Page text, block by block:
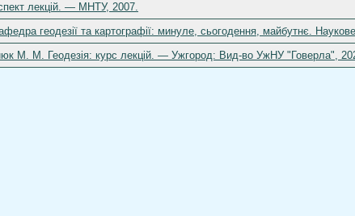
лекцій. — МНТУ, 2007.
геодезії та картографії: минуле, сьогодення, майбутнє.
М. М. Геодезія: курс лекцій. — Ужгород: Вид-во УжНУ "Говерла",